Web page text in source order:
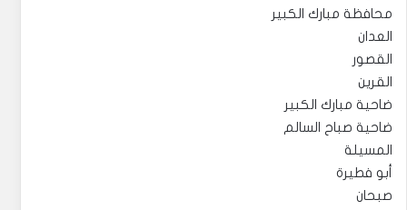
محافظة مبارك الكبير
العدان
القصور
القرين
ضاحية مبارك الكبير
ضاحية صباح السالم
المسيلة
أبو فطيرة
صبحان